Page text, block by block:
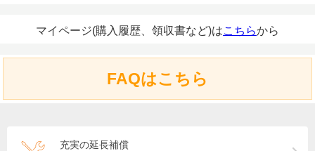
マイページ(購入履歴、領収書など)はこちらから
FAQはこちら
充実の延長補償